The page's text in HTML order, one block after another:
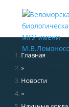
Главная
»
Новости
»